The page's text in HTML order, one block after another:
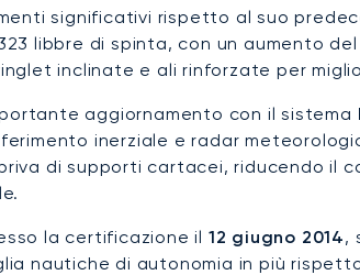
significativi rispetto al suo
libbre di spinta, con un aumento
inclinate e ali rinforzate per
aggiornamento con il sistema
inerziale e radar
di supporti cartacei, riducendo il
la certificazione il 12 giugno 2014,
nautiche di autonomia in più